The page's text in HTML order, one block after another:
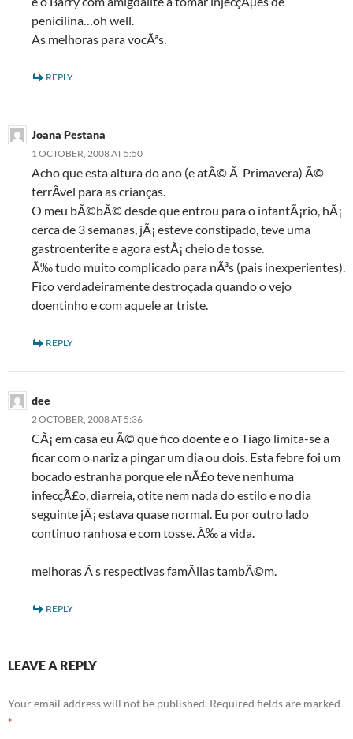
penicilina…oh well.
As melhoras para vocÃªs.
REPLY
Joana Pestana
1 OCTOBER, 2008 AT 5:50
Acho que esta altura do ano (e atÃ© Ã Primavera) Ã©
terrÃ­vel para as crianças.
O meu bÃ©bÃ© desde que entrou para o infantÃ¡rio, hÃ¡
cerca de 3 semanas, jÃ¡ esteve constipado, teve uma
gastroenterite e agora estÃ¡ cheio de tosse.
Ã‰ tudo muito complicado para nÃ³s (pais inexperientes).
Fico verdadeiramente destroçada quando o vejo
doentinho e com aquele ar triste.
REPLY
dee
2 OCTOBER, 2008 AT 5:36
CÃ¡ em casa eu Ã© que fico doente e o Tiago limita-se a
ficar com o nariz a pingar um dia ou dois. Esta febre foi um
bocado estranha porque ele nÃ£o teve nenhuma
infecçÃ£o, diarreia, otite nem nada do estilo e no dia
seguinte jÃ¡ estava quase normal. Eu por outro lado
continuo ranhosa e com tosse. Ã‰ a vida.
melhoras Ã s respectivas famÃ­lias tambÃ©m.
REPLY
LEAVE A REPLY
Your email address will not be published. Required fields are marked
*